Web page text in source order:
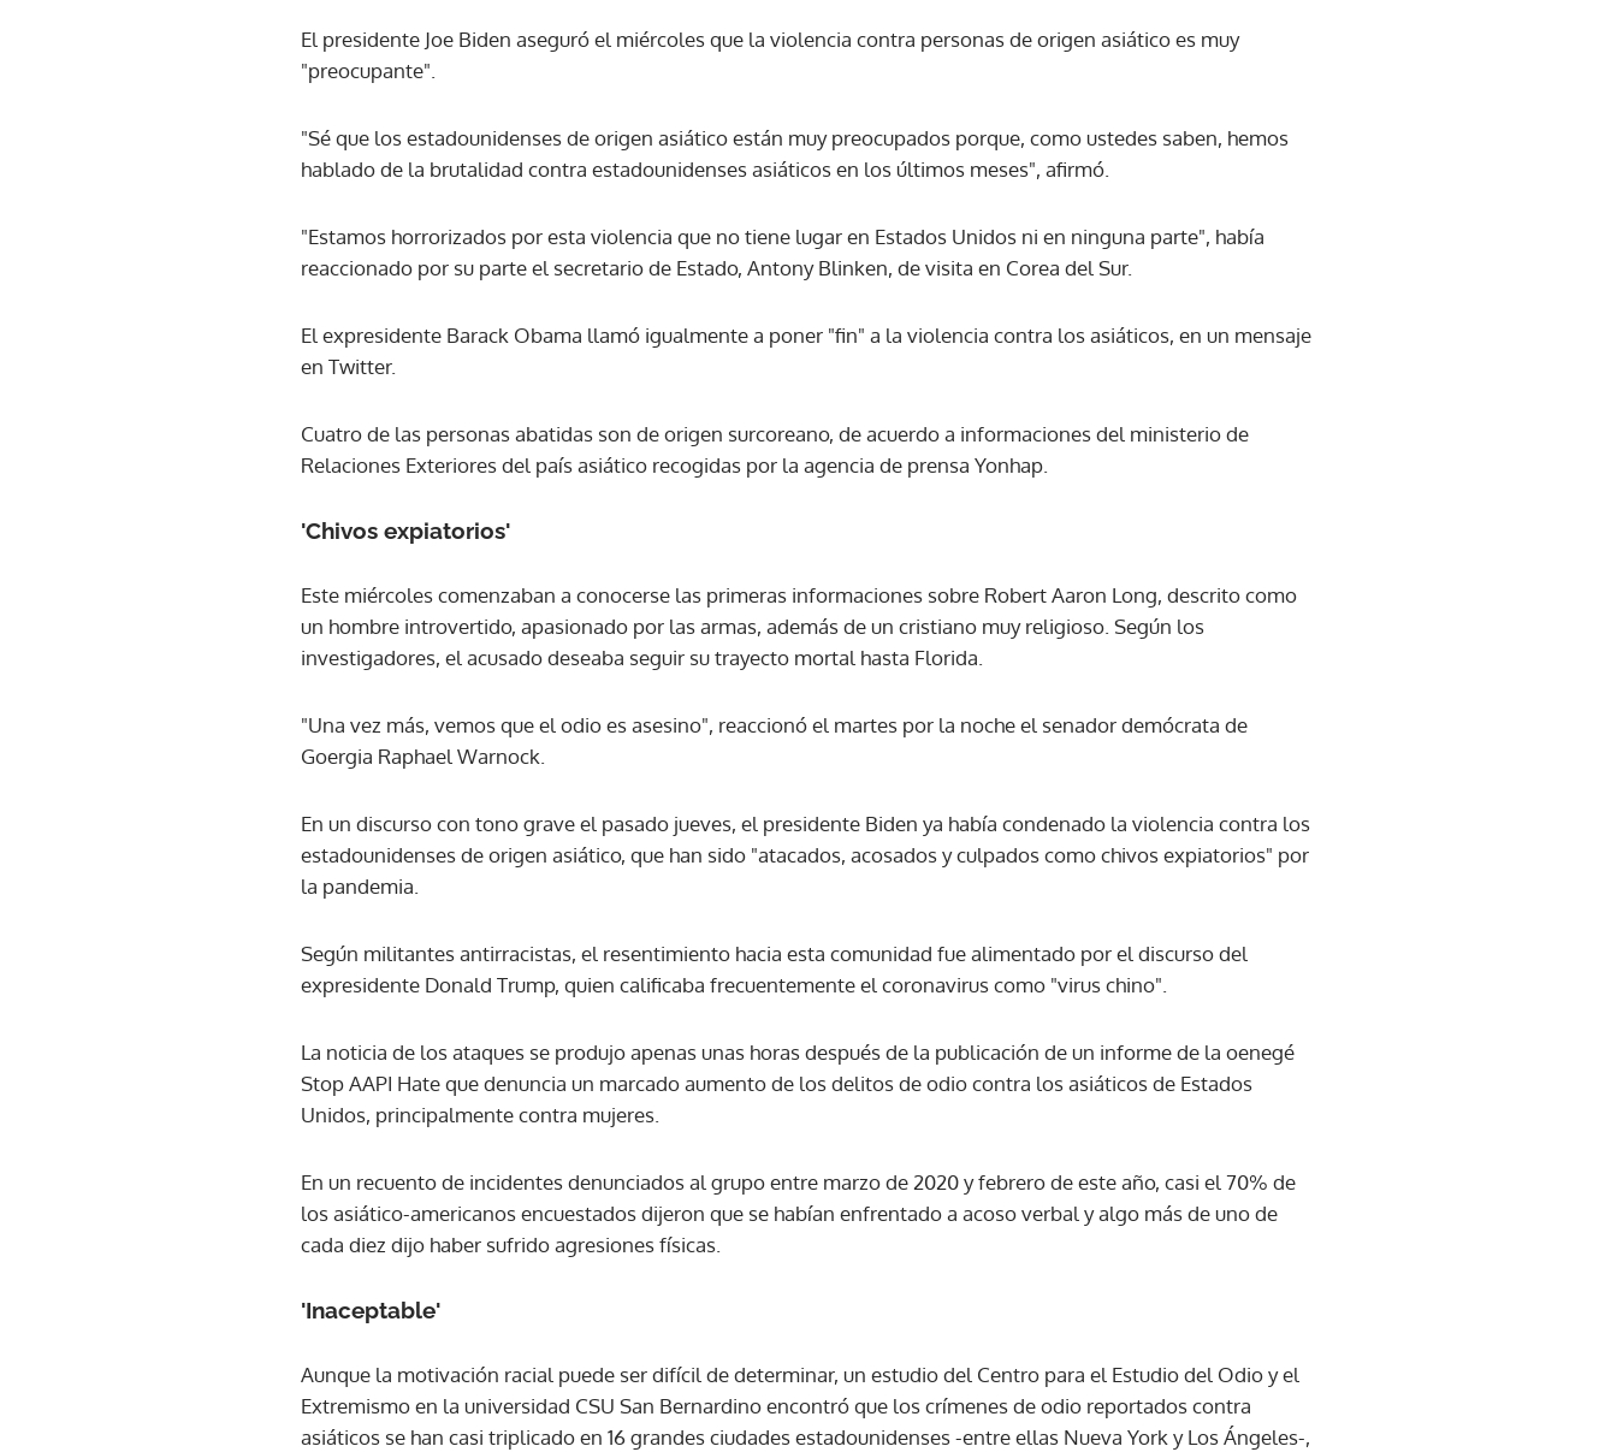
El presidente Joe Biden aseguró el miércoles que la violencia contra personas de origen asiático es muy
"preocupante".
"Sé que los estadounidenses de origen asiático están muy preocupados porque, como ustedes saben, hemos
hablado de la brutalidad contra estadounidenses asiáticos en los últimos meses", afirmó.
"Estamos horrorizados por esta violencia que no tiene lugar en Estados Unidos ni en ninguna parte", había
reaccionado por su parte el secretario de Estado, Antony Blinken, de visita en Corea del Sur.
El expresidente Barack Obama llamó igualmente a poner "fin" a la violencia contra los asiáticos, en un mensaje
en Twitter.
Cuatro de las personas abatidas son de origen surcoreano, de acuerdo a informaciones del ministerio de
Relaciones Exteriores del país asiático recogidas por la agencia de prensa Yonhap.
'Chivos expiatorios'
Este miércoles comenzaban a conocerse las primeras informaciones sobre Robert Aaron Long, descrito como
un hombre introvertido, apasionado por las armas, además de un cristiano muy religioso. Según los
investigadores, el acusado deseaba seguir su trayecto mortal hasta Florida.
"Una vez más, vemos que el odio es asesino", reaccionó el martes por la noche el senador demócrata de
Goergia Raphael Warnock.
En un discurso con tono grave el pasado jueves, el presidente Biden ya había condenado la violencia contra los
estadounidenses de origen asiático, que han sido "atacados, acosados y culpados como chivos expiatorios" por
la pandemia.
Según militantes antirracistas, el resentimiento hacia esta comunidad fue alimentado por el discurso del
expresidente Donald Trump, quien calificaba frecuentemente el coronavirus como "virus chino".
La noticia de los ataques se produjo apenas unas horas después de la publicación de un informe de la oenegé
Stop AAPI Hate que denuncia un marcado aumento de los delitos de odio contra los asiáticos de Estados
Unidos, principalmente contra mujeres.
En un recuento de incidentes denunciados al grupo entre marzo de 2020 y febrero de este año, casi el 70% de
los asiático-americanos encuestados dijeron que se habían enfrentado a acoso verbal y algo más de uno de
cada diez dijo haber sufrido agresiones físicas.
'Inaceptable'
Aunque la motivación racial puede ser difícil de determinar, un estudio del Centro para el Estudio del Odio y el
Extremismo en la universidad CSU San Bernardino encontró que los crímenes de odio reportados contra
asiáticos se han casi triplicado en 16 grandes ciudades estadounidenses -entre ellas Nueva York y Los Ángeles-,